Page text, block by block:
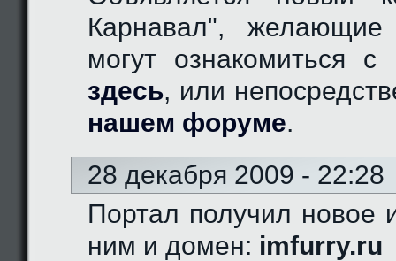
Карнавал", желающие
могут ознакомиться с
здесь, или
нашем форуме.
28 декабря 2009 - 22:28
Портал получил новое
ним и домен: imfurry.ru